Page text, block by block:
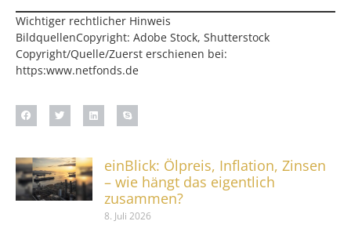
Wichtiger rechtlicher Hinweis
BildquellenCopyright: Adobe Stock, Shutterstock
Copyright/Quelle/Zuerst erschienen bei:
https:www.netfonds.de
einBlick: Ölpreis, Inflation, Zinsen
– wie hängt das eigentlich
zusammen?
8. Juli 2026